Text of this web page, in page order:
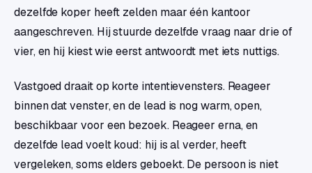
dezelfde koper heeft zelden maar één kantoor
aangeschreven. Hij stuurde dezelfde vraag naar drie of
vier, en hij kiest wie eerst antwoordt met iets nuttigs.
Vastgoed draait op korte intentievensters. Reageer
binnen dat venster, en de lead is nog warm, open,
beschikbaar voor een bezoek. Reageer erna, en
dezelfde lead voelt koud: hij is al verder, heeft
vergeleken, soms elders geboekt. De persoon is niet